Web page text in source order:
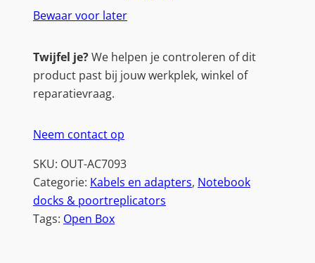
Bewaar voor later
Twijfel je?We helpen je controleren of dit
product past bij jouw werkplek, winkel of
reparatievraag.
Neem contact op
SKU: OUT-AC7093
Categorie: Kabels en adapters, Notebook
docks & poortreplicators
Tags: Open Box